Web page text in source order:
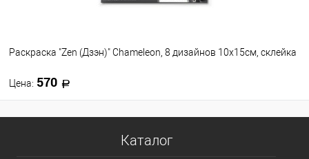
Раскраска "Zen (Дзэн)" Chameleon, 8 дизайнов 10х15см, склейка
Цена: 570
Каталог